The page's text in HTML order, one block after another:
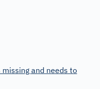
and needs to